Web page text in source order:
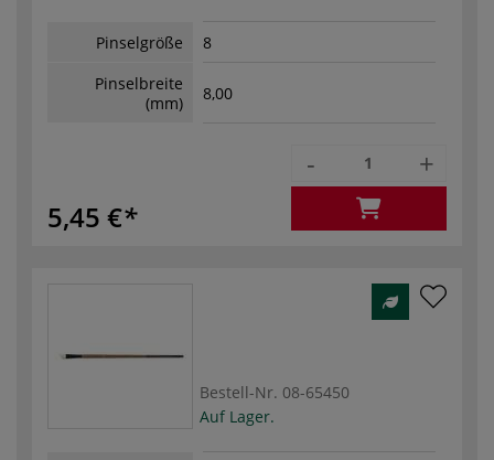
Pinselgröße
8
Pinselbreite
(mm)
8,00
5,45 €
- +
Bestell-Nr. 08-65450
Auf Lager.